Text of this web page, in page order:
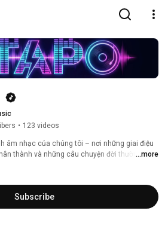
• 123 videos
âm nhạc của chúng tôi – nơi những giai điệu
thành và những câu chuyện đời thường. Mỗi
và mang lại sự đồng cảm cho bạn. Hãy
nhé!
...more
Subscribe